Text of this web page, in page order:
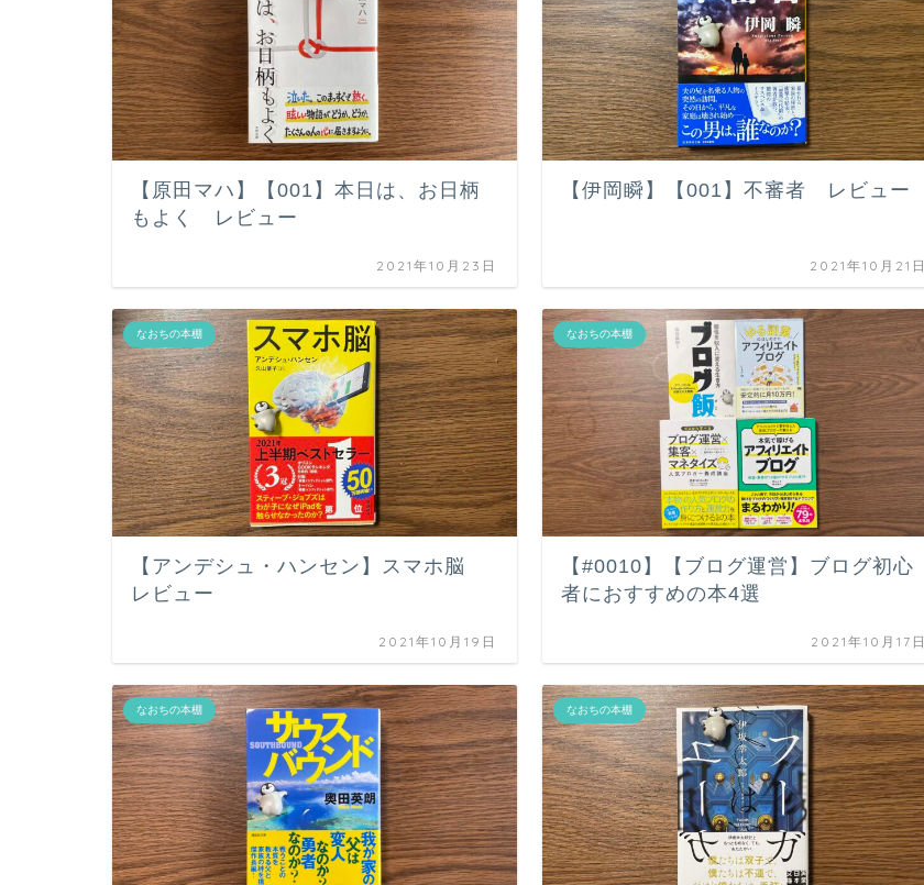
【原田マハ】【001】本日は、お日柄
もよく レビュー
2021年10月23日
【伊岡瞬】【001】不審者 レビュー
2021年10月21日
なおちの本棚
【アンデシュ・ハンセン】スマホ脳
レビュー
2021年10月19日
なおちの本棚
【#0010】【ブログ運営】ブログ初心
者におすすめの本4選
2021年10月17日
なおちの本棚 なおちの本棚